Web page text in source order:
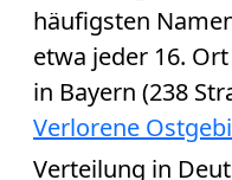
häufigsten
etwa jeder 16.
in Bayern (238
Verlorene
Verteilung in